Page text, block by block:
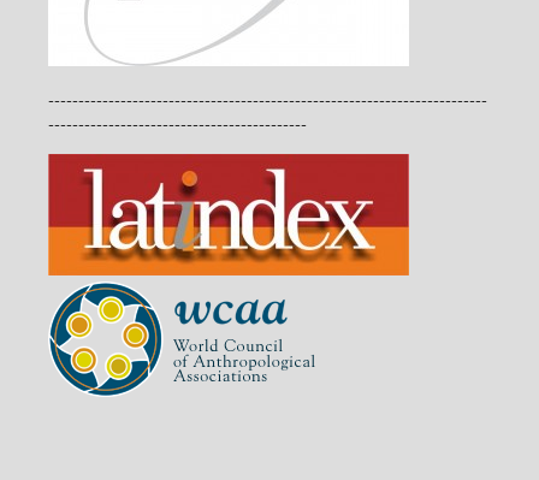
-------------------------------------------------------------------------
-------------------------------------------